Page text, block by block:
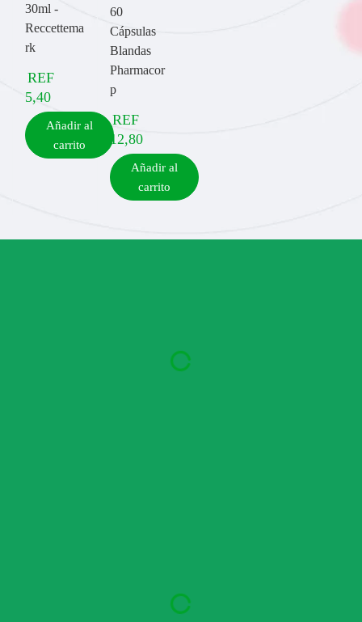
30ml -
Reccettema
rk
REF
5,40
Añadir al
carrito
60
Cápsulas
Blandas
Pharmacor
p
REF
12,80
Añadir al
carrito